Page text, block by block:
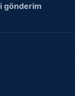
gönderim